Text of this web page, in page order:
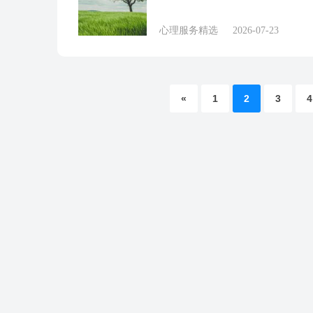
心理服务精选 2026-07-23
« 1 2 3 4